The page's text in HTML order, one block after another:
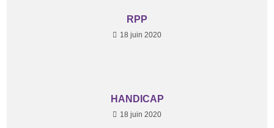
RPP
18 juin 2020
HANDICAP
18 juin 2020